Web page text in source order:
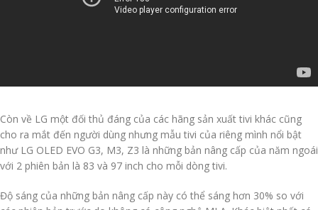
Còn về LG một đối thủ đáng của các hãng sản xuất tivi khác cũng
cho ra mắt đến người dùng nhưng mẫu tivi của riêng mình nổi bật
như LG OLED EVO G3, M3, Z3 là những bản nâng cấp của năm ngoái
với 2 phiên bản là 83 và 97 inch cho mỗi dòng tivi.
Độ sáng của những bản nâng cấp này có thể sáng hơn 30% so với